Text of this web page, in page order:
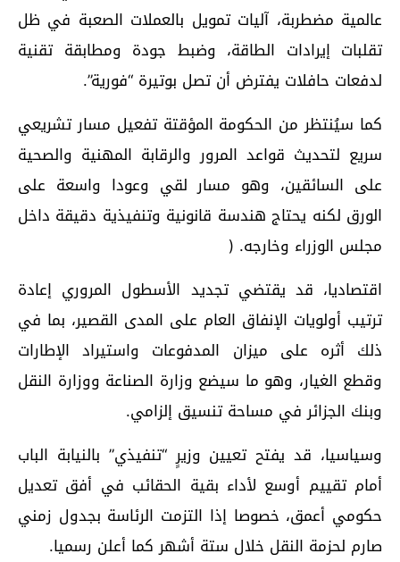
عالمية مضطربة، آليات تمويل بالعملات الصعبة في ظل
تقلبات إيرادات الطاقة، وضبط جودة ومطابقة تقنية
لدفعات حافلات يفترض أن تصل بوتيرة “فورية”.
كما سيُنتظر من الحكومة المؤقتة تفعيل مسار تشريعي
سريع لتحديث قواعد المرور والرقابة المهنية والصحية
على السائقين، وهو مسار لقي وعودا واسعة على
الورق لكنه يحتاج هندسة قانونية وتنفيذية دقيقة داخل
مجلس الوزراء وخارجه. (
اقتصاديا، قد يقتضي تجديد الأسطول المروري إعادة
ترتيب أولويات الإنفاق العام على المدى القصير، بما في
ذلك أثره على ميزان المدفوعات واستيراد الإطارات
وقطع الغيار، وهو ما سيضع وزارة الصناعة ووزارة النقل
وبنك الجزائر في مساحة تنسيق إلزامي.
وسياسيا، قد يفتح تعيين وزيرٍ “تنفيذي” بالنيابة الباب
أمام تقييم أوسع لأداء بقية الحقائب في أفق تعديل
حكومي أعمق، خصوصا إذا التزمت الرئاسة بجدول زمني
صارم لحزمة النقل خلال ستة أشهر كما أعلن رسميا.